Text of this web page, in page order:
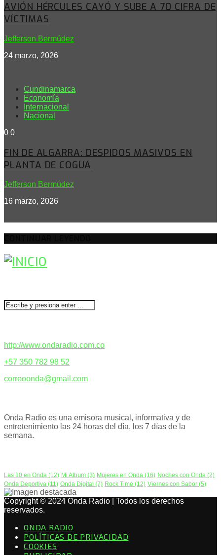
AVIÓN HÉRCULES CAYÓ Y SUBE A 70 CIFRA DE
VÍCTIMAS
Jefferson Bermúdez
24 marzo, 2026
Cundinamarca
Economía
Internacional
Nacional
0 0
FIN DE ALGARRA: DESPIDOS MASIVOS EN
PLANTA DE COGUA
Jefferson Bermúdez
16 marzo, 2026
http://www.ondaradio.com.co
+57 350 782 98 52
correoonda@gmail.com
Onda Radio es una emisora musical, informativa y de
entretenimiento las 24 horas del día, los 7 días de la
semana.
Las 10 en Onda (12) Mi Album (3) Mujeres en Onda (16) Noches con Onda (2)
Onda Deportiva (11) Onda Digital (7) Rock Time (12) Viernes con Sabor (5)
Copyright © 2024 Onda Radio | Todos los derechos
reservados.
ONDA RADIO
POLÍTICAS DE PRIVACIDAD
COOKIES